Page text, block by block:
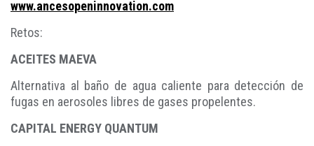
www.ancesopeninnovation.com
Retos:
ACEITES MAEVA
Alternativa al baño de agua caliente para detección de
fugas en aerosoles libres de gases propelentes.
CAPITAL ENERGY QUANTUM